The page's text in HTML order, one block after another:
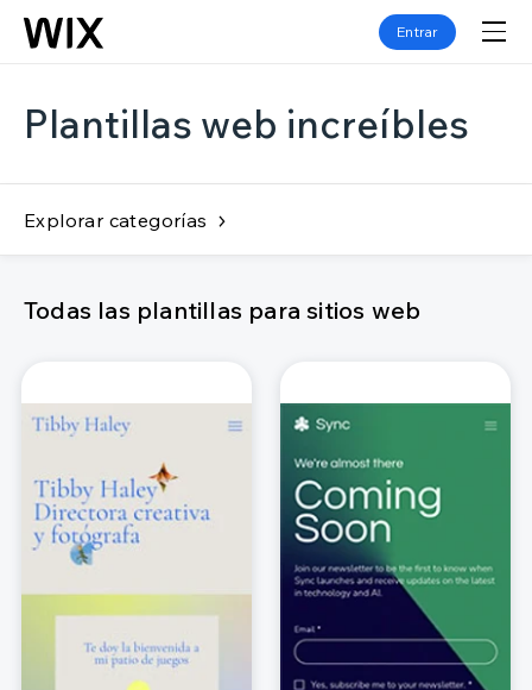
Entrar
Plantillas web increíbles
Explorar categorías
Todas las plantillas para sitios web